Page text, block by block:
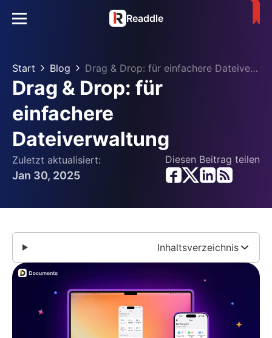
Readdle
Start Blog Drag & Drop: für einfachere Dateiverwaltung
Drag & Drop: für
einfachere
Dateiverwaltung
Zuletzt aktualisiert:
Jan 30, 2025
Diesen Beitrag teilen
Inhaltsverzeichnis